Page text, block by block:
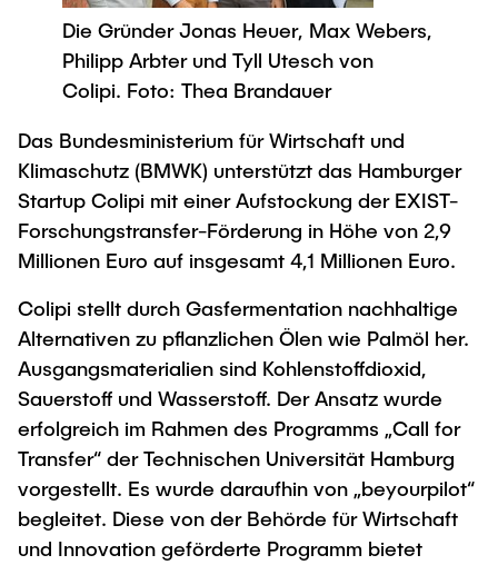
Newsroom
Press Release
Flyers and brochures
University magazine spektrum
Events
Merchandise-Shop
Job opportunities
Faculty recruiting
Information for new employees
Internal Information
Advice and contact
New@tuhh
Around student life
study organization
AI in Education
After Graduation
Career Center
Graduate Academy
Doctoral Degrees
Continuing Education
UNU HUB "Engineering to Face Climate
Change"
Early Career Research Support
Good Scientific Practice
Future Lectures
Team
Research & Transfer News
Interdisciplinary Workshop of the FSP
"Biobased Processes and Reactor
Technologies"
Process Engineering
Study programs
Research and Institutes
Technology and Innovation in Education
News
Study programs
Research and Institutes
Management Sciences and Technology
Study Programs
Research and Institutes
Mechanical Engineering
Study programs
Research and institutes
Exchange students
Intercultural Hub
Partnerships and Strategy
Study Exchange Partnerships
How to establish partnerships
ECIU University
Contacts & International Team
Die Gründer Jonas Heuer, Max Webers,
Philipp Arbter und Tyll Utesch von
Colipi. Foto: Thea Brandauer
Das Bundesministerium für Wirtschaft und
Klimaschutz (BMWK) unterstützt das Hamburger
Startup Colipi mit einer Aufstockung der EXIST-
Forschungstransfer-Förderung in Höhe von 2,9
Millionen Euro auf insgesamt 4,1 Millionen Euro.
Colipi stellt durch Gasfermentation nachhaltige
Alternativen zu pflanzlichen Ölen wie Palmöl her.
Ausgangsmaterialien sind Kohlenstoffdioxid,
Sauerstoff und Wasserstoff. Der Ansatz wurde
erfolgreich im Rahmen des Programms „Call for
Transfer“ der Technischen Universität Hamburg
vorgestellt. Es wurde daraufhin von „beyourpilot“
begleitet. Diese von der Behörde für Wirtschaft
und Innovation geförderte Programm bietet